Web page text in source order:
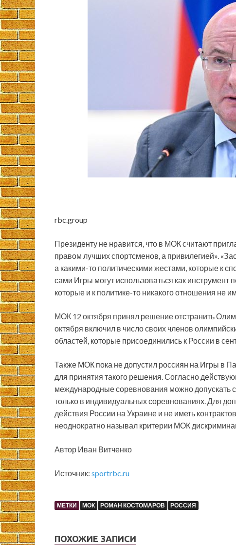
rbc.group
Президенту не нравится, что в МОК считают
правом лучших спортсменов, а привилегией».
а какими-то политическими жестами, которые к
сами Игры могут использоваться как
которые и к политике-то никакого отношения не
МОК 12 октября принял решение отстранить
октября включил в число своих членов
областей, которые присоединились к России в
Также МОК пока не допустил россиян на Игры в
для принятия такого решения. Согласно
международные соревнования можно допускать
только в индивидуальных соревнованиях. Для
действия России на Украине и не иметь
неоднократно называл критерии МОК
Автор Иван Витченко
Источник: sportrbc.ru
МЕТКИ МОК РОМАН КОСТОМАРОВ РОССИЯ
ПОХОЖИЕ ЗАПИСИ